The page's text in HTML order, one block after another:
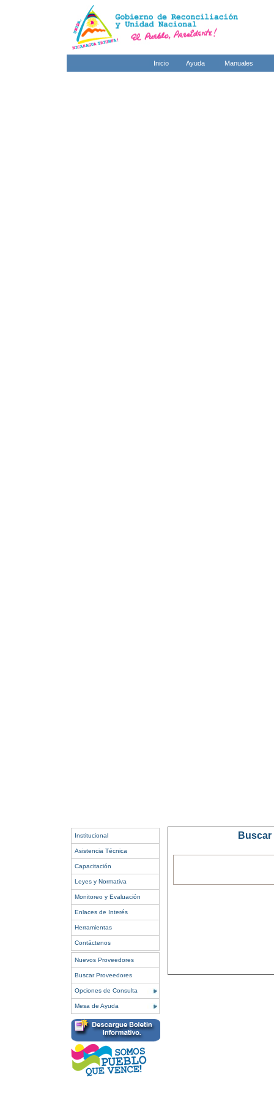
Inicio Ayuda Manuales
Institucional
Asistencia Técnica
Capacitación
Leyes y Normativa
Monitoreo y Evaluación
Enlaces de Interés
Herramientas
Contáctenos
Nuevos Proveedores
Buscar Proveedores
Opciones de Consulta
Mesa de Ayuda